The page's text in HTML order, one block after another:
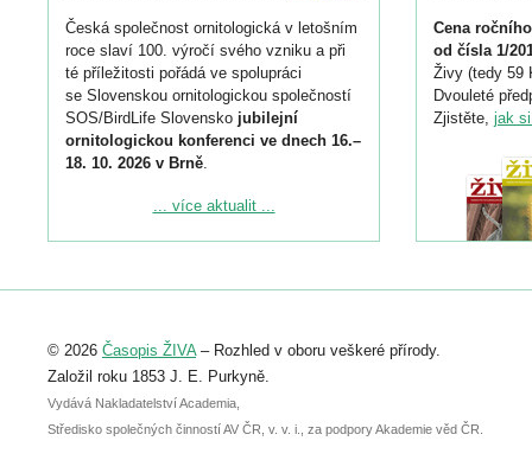
Česká společnost ornitologická v letošním
roce slaví 100. výročí svého vzniku a při
té příležitosti pořádá ve spolupráci
se Slovenskou ornitologickou společností
SOS/BirdLife Slovensko jubilejní
ornitologickou konferenci ve dnech 16.–
18. 10. 2026 v Brně.
Podrobnější informace ke konferenci
Registrovat se můžete do 6. září.
abstraktu přihlášené přednášky nebo
posteru je už 30. června.
... více aktualit ...
Cena
od čísla 1/
Živy (tedy 59
Dvouleté
Zjistěte, jak
© 2026 Časopis ŽIVA– Rozhled v oboru veškeré přírody.
Založil roku 1853 J. E. Purkyně.
Vydává Nakladatelství Academia,
Středisko společných činností AV ČR, v. v. i., za podpory Akademie věd ČR.